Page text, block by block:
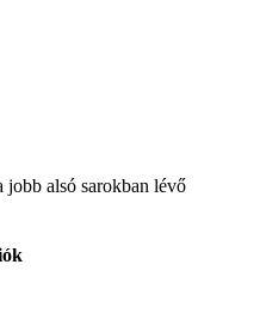
jobb alsó sarokban lévő